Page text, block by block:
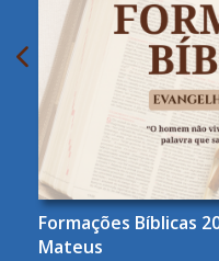
Formações Bíblicas
Mateus